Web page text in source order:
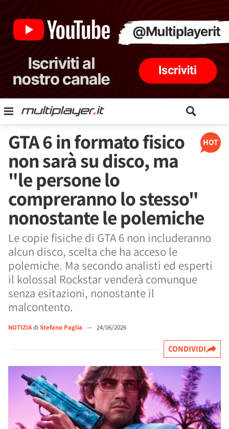
HOT
GTA 6 in formato fisico
non sarà su disco, ma
"le persone lo
compreranno lo stesso"
nonostante le polemiche
Le copie fisiche di GTA 6 non includeranno
alcun disco, scelta che ha acceso le
polemiche. Ma secondo analisti ed esperti
il kolossal Rockstar venderà comunque
senza esitazioni, nonostante il
malcontento.
NOTIZIAdi Stefano Paglia — 24/06/2026
CONDIVIDI